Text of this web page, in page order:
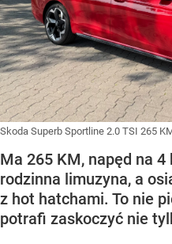
Skoda Superb Sportline 2.0 TSI 265
Ma 265 KM, napęd na 4
rodzinna limuzyna, a
z hot hatchami. To nie
potrafi zaskoczyć nie